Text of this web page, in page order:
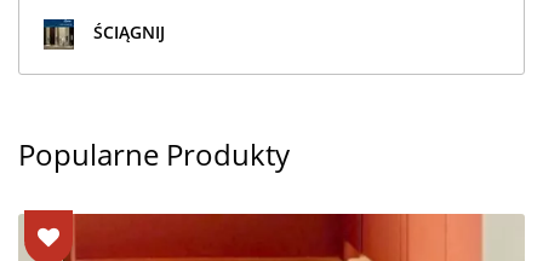
ŚCIĄGNIJ
Popularne Produkty